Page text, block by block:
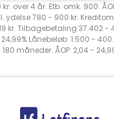
over 4 år. Etb. omk. 900.
ydelse 780 - 900 kr.
kr. Tilbagebetaling 37.402 -
Lånebeløb: 1.500 -
måneder. ÅOP: 2,04 -